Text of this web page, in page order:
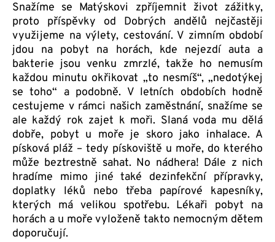
Snažíme se Matýskovi zpříjemnit život zážitky,
proto příspěvky od Dobrých andělů nejčastěji
využijeme na výlety, cestování. V zimním období
jdou na pobyt na horách, kde nejezdí auta a
bakterie jsou venku zmrzlé, takže ho nemusím
každou minutu okřikovat „to nesmíš“, „nedotýkej
se toho“ a podobně. V letních obdobích hodně
cestujeme v rámci našich zaměstnání, snažíme se
ale každý rok zajet k moři. Slaná voda mu dělá
dobře, pobyt u moře je skoro jako inhalace. A
písková pláž – tedy pískoviště u moře, do kterého
může beztrestně sahat. No nádhera! Dále z nich
hradíme mimo jiné také dezinfekční přípravky,
doplatky léků nebo třeba papírové kapesníky,
kterých má velikou spotřebu. Lékaři pobyt na
horách a u moře vyloženě takto nemocným dětem
doporučují.